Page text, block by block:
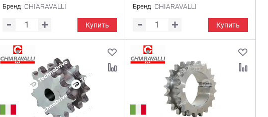
Бренд CHIARAVALLI
Купить
Бренд CHIARAVALLI
Купить